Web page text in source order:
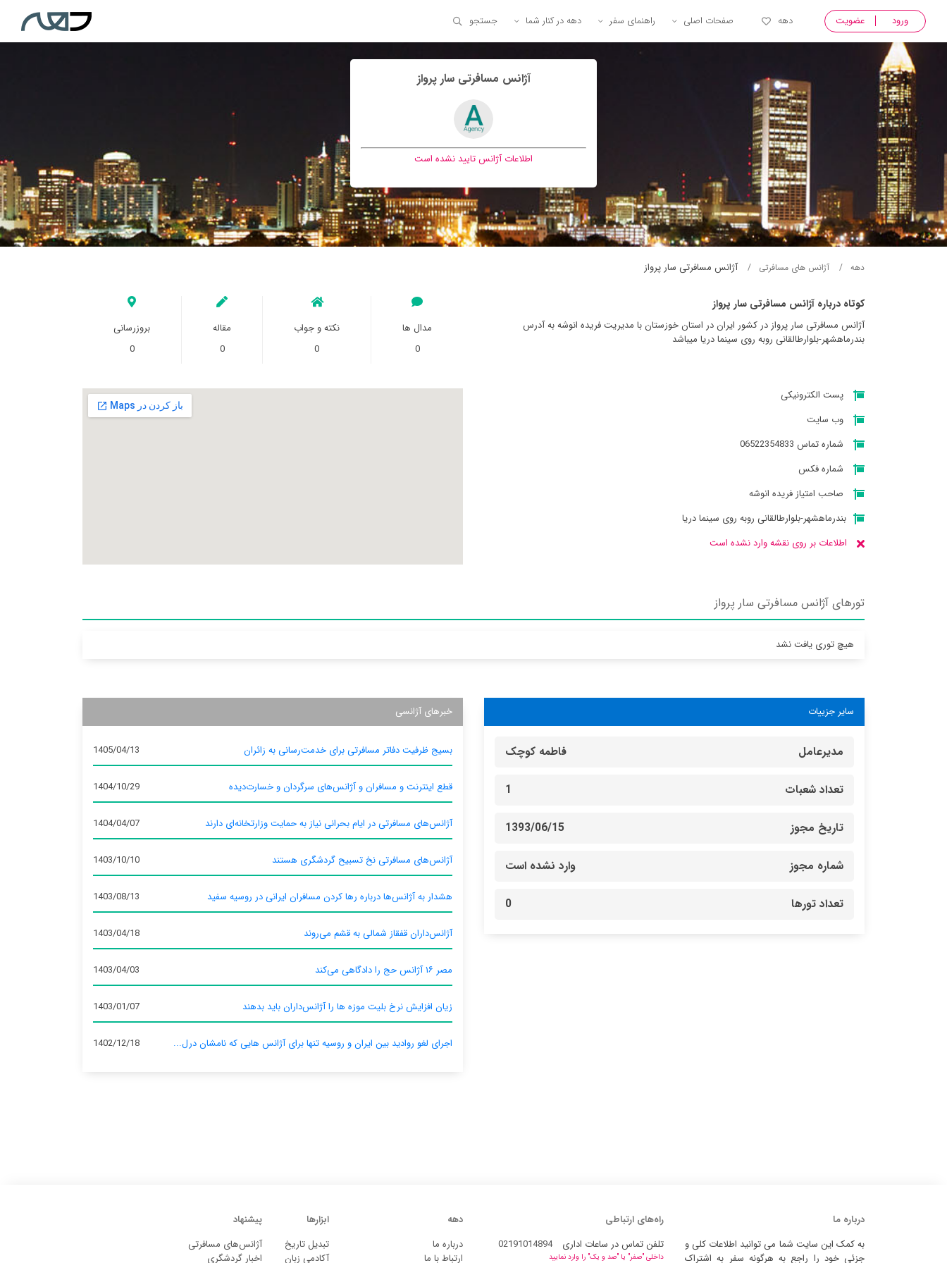
ورود عضویت دهه صفحات اصلی راهنمای سفر دهه در کنار شما جستجو
آژانس مسافرتی سار پرواز
اطلاعات آژانس تایید نشده است
دهه آژانس های مسافرتی آژانس مسافرتی سار پرواز
کوتاه درباره آژانس مسافرتی سار پرواز
آژانس مسافرتی سار پرواز در کشور ایران در استان خوزستان با مدیریت فریده انوشه به آدرس
بندرماهشهر-بلوارطالقانی روبه روی سینما دریا میباشد
مدال ها
0
نکته و جواب
0
مقاله
0
بروزرسانی
0
پست الکترونیکی
وب سایت
شماره تماس 06522354833
شماره فکس
صاحب امتیاز فریده انوشه
بندرماهشهر-بلوارطالقانی روبه روی سینما دریا
اطلاعات بر روی نقشه وارد نشده است
تورهای آژانس مسافرتی سار پرواز
هیچ توری یافت نشد
سایر جزییات
مدیرعامل فاطمه کوچک
تعداد شعبات 1
تاریخ مجوز 1393/06/15
شماره مجوز وارد نشده است
تعداد تورها 0
خبرهای آژانسی
بسیج ظرفیت دفاتر مسافرتی برای خدمت‌رسانی به زائران 1405/04/13
قطع اینترنت و مسافران و آژانس‌های سرگردان و خسارت‌دیده 1404/10/29
آژانس‌های مسافرتی در ایام بحرانی نیاز به حمایت وزارتخانه‌ای دارند 1404/04/07
آژانس‌های مسافرتی نخ تسبیح گردشگری هستند 1403/10/10
هشدار به آژانس‌ها درباره رها کردن مسافران ایرانی در روسیه سفید 1403/08/13
آژانس‌داران قفقاز شمالی به قشم می‌روند 1403/04/18
مصر ۱۶ آژانس حج را دادگاهی می‌کند 1403/04/03
زیان افزایش نرخ بلیت موزه ها را آژانس‌داران باید بدهند 1403/01/07
اجرای لغو روادید بین ایران و روسیه تنها برای آژانس‌ هایی که نامشان درل... 1402/12/18
درباره ما
به کمک این سایت شما می توانید اطلاعات کلی و
جزئی خود را راجع به هرگونه سفر به اشتراک
راه‌های ارتباطی
تلفن تماس در ساعات اداری
02191014894
داخلی "صفر" یا "صد و یک" را وارد نمایید
دهه
درباره ما
ارتباط با ما
ابزارها
تبدیل تاریخ
آکادمی زبان
پیشنهاد
آژانس‌های مسافرتی
اخبار گردشگری